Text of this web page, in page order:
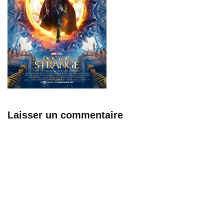
Laisser un commentaire